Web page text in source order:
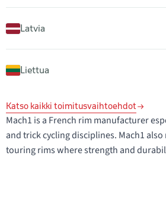
Latvia
Liettua
Katso kaikki toimitusvaihtoehdot
Mach1 is a French rim manufacturer
and trick cycling disciplines. Mach1
touring rims where strength and